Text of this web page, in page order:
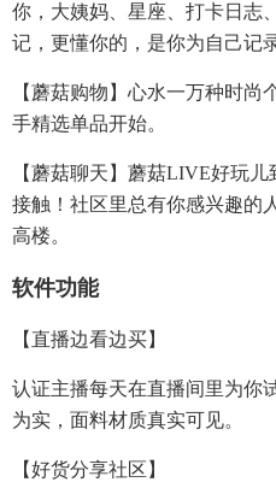
你，大姨妈、星座、打卡日志
记，更懂你的，是你为自己记
【蘑菇购物】心水一万种时
手精选单品开始。
【蘑菇聊天】蘑菇LIVE好玩
接触！社区里总有你感兴趣的
高楼。
软件功能
【直播边看边买】
认证主播每天在直播间里为你
为实，面料材质真实可见。
【好货分享社区】